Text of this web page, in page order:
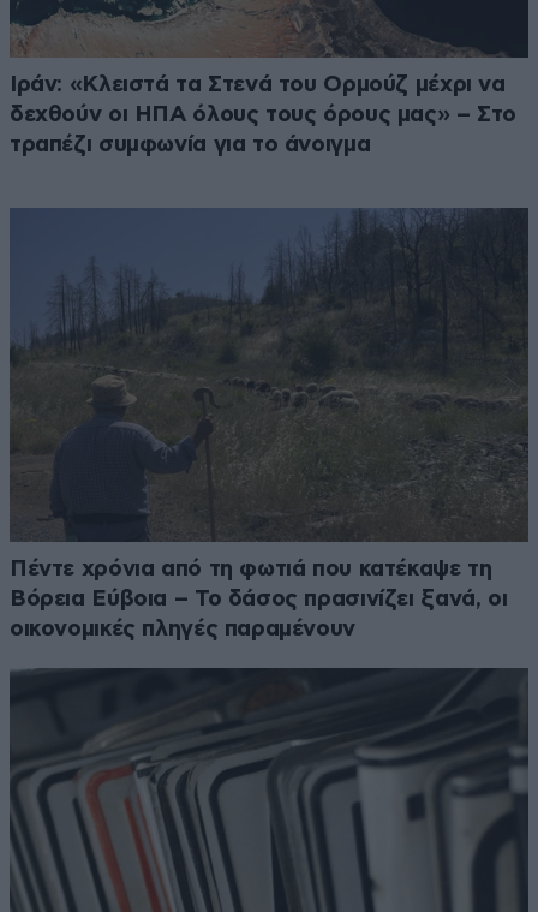
Ιράν: «Κλειστά τα Στενά του Ορμούζ μέχρι να
δεχθούν οι ΗΠΑ όλους τους όρους μας» – Στο
τραπέζι συμφωνία για το άνοιγμα
Πέντε χρόνια από τη φωτιά που κατέκαψε τη
Βόρεια Εύβοια – Το δάσος πρασινίζει ξανά, οι
οικονομικές πληγές παραμένουν